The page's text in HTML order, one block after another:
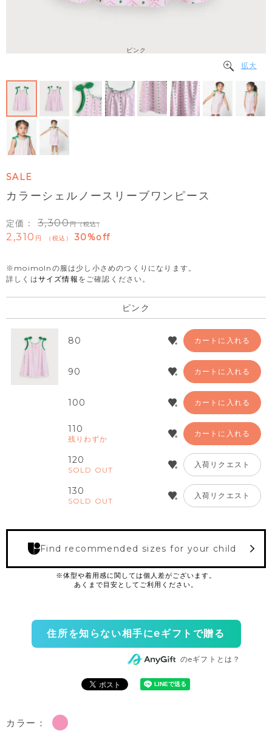
ピンク
拡大
SALE
カラーシェルノースリーブワンピース
定価： 3,300 （税込）
2,310 税込 30%off
※moimolnの服は少し小さめのつくりになります。
詳しくはサイズ情報 をご確認ください。
ピンク
80 カートに入れる
90 カートに入れる
100 カートに入れる
110
残りわずか
カートに入れる
120
SOLD OUT
入荷リクエスト
130
SOLD OUT
入荷リクエスト
Find recommended sizes for your child
住所を知らない相手にeギフトで贈る
のeギフトとは？
カラー：